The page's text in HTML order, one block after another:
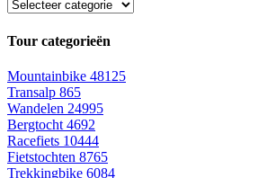
Tour categorieën
Mountainbike 48125
Transalp 865
Wandelen 24995
Bergtocht 4692
Racefiets 10444
Fietstochten 8765
Trekkingbike 6084